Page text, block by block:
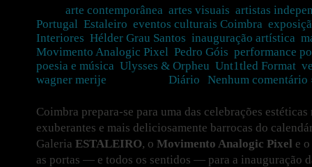
arte contemporânea artes visuais artistas
Portugal Estaleiro eventos culturais Coimbra
Interiores Hélder Grau Santos inauguração artística
Movimento Analogic Pixel Pedro Góis performance
poesia e música Ulysses & Orpheu Unt1tled Format
wagner merije
Diário Nenhum comentário
Coimbra prepara-se para uma das celebrações
exuberantes e mais deliciosamente barrocas do
Galeria ESTALEIRO, o Movimento Analogic Pixel e
as portas — e todos os sentidos — para a inauguração